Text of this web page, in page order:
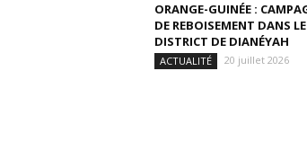
ORANGE-GUINÉE :
DE REBOISEMENT DANS LE
DISTRICT DE DIANÉYAH
ACTUALITÉ 20 juillet 2026